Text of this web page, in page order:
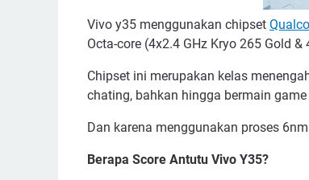
Vivo y35 menggunakan chipset
Octa-core (4x2.4 GHz Kryo 265 Gold
Chipset ini merupakan kelas
chating, bahkan hingga bermain
Dan karena menggunakan proses
Berapa Score Antutu Vivo Y35?